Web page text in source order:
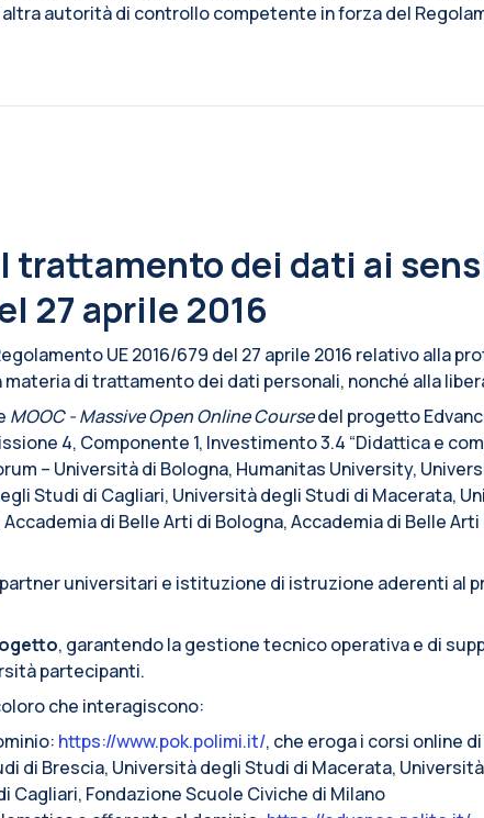
autorità di controllo competente in forza del
dei dati ai
27 aprile 2016
UE 2016/679 del 27 aprile 2016 relativo alla
di trattamento dei dati personali, nonché alla
MOOC - Massive Open Online Coursedel progetto
4, Componente 1, Investimento 3.4 “Didattica e
– Università di Bologna, Humanitas University,
Studi di Cagliari, Università degli Studi di Macerata,
di Belle Arti di Bologna, Accademia di Belle
universitari e istituzione di istruzione aderenti al
, garantendo la gestione tecnico operativa e di
partecipanti.
che interagiscono:
https://www.pok.polimi.it/, che eroga i corsi online
di Brescia, Università degli Studi di Macerata,
Cagliari, Fondazione Scuole Civiche di Milano